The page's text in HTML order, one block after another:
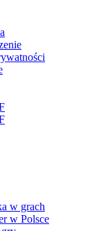
w grach
w Polsce